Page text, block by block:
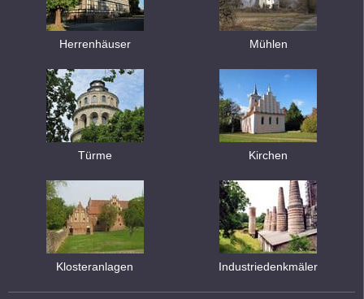
Herrenhäuser Mühlen
Türme Kirchen
Klosteranlagen Industriedenkmäler